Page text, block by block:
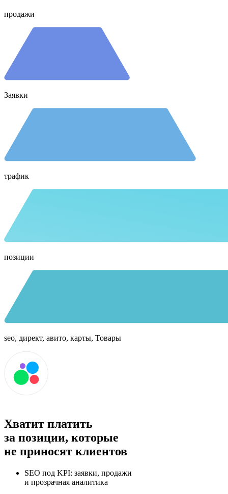
продажи
Заявки
трафик
позиции
seo, директ, авито, карты, Товары
Хватит платить
за позиции, которые
не приносят клиентов
SEO под KPI: заявки, продажи
и прозрачная аналитика